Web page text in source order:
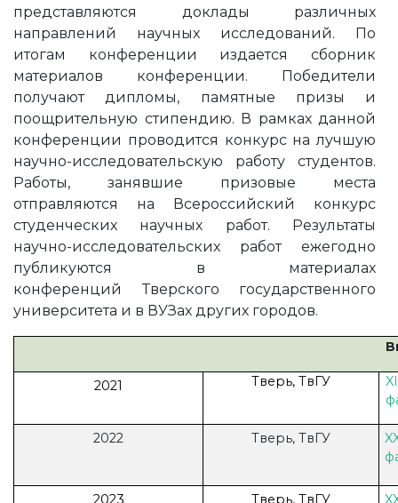
представляются доклады различных
направлений научных исследований. По
итогам конференции издается сборник
материалов конференции. Победители
получают дипломы, памятные призы и
поощрительную стипендию. В рамках данной
конференции проводится конкурс на лучшую
научно-исследовательскую работу студентов.
Работы, занявшие призовые места
отправляются на Всероссийский конкурс
студенческих научных работ. Результаты
научно-исследовательских работ ежегодно
публикуются в материалах
конференций Тверского государственного
университета и в ВУЗах других городов.
2021 Тверь, ТвГУ
2022 Тверь, ТвГУ
2023 Тверь, ТвГУ